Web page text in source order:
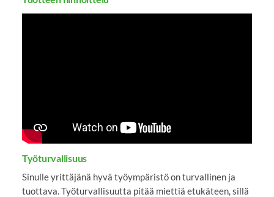
Työturvallisuus
Sinulle yrittäjänä hyvä työympäristö on turvallinen ja
tuottava. Työturvallisuutta pitää miettiä etukäteen, sillä